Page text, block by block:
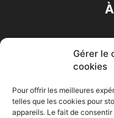
Gérer le
cookies
Pour offrir les meilleures
telles que les cookies pour
appareils. Le fait de